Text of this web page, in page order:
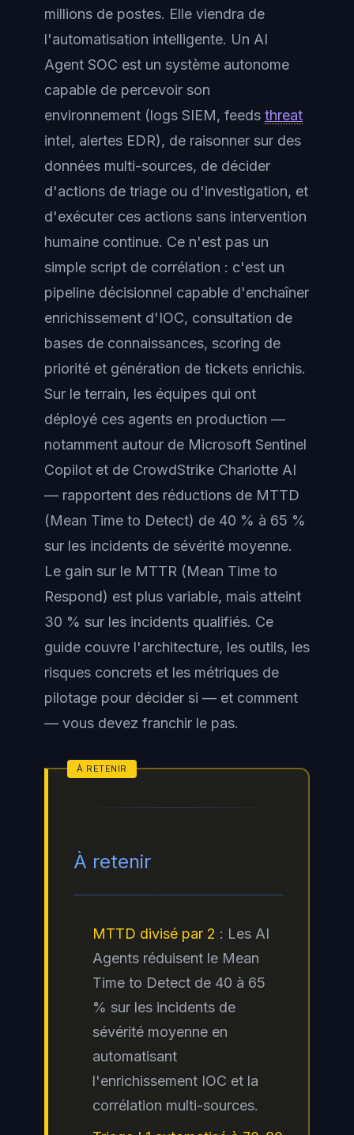
millions de postes. Elle viendra de
l'automatisation intelligente. Un AI
Agent SOC est un système autonome
capable de percevoir son
environnement (logs SIEM, feeds threat
intel, alertes EDR), de raisonner sur des
données multi-sources, de décider
d'actions de triage ou d'investigation, et
d'exécuter ces actions sans intervention
humaine continue. Ce n'est pas un
simple script de corrélation : c'est un
pipeline décisionnel capable d'enchaîner
enrichissement d'IOC, consultation de
bases de connaissances, scoring de
priorité et génération de tickets enrichis.
Sur le terrain, les équipes qui ont
déployé ces agents en production —
notamment autour de Microsoft Sentinel
Copilot et de CrowdStrike Charlotte AI
— rapportent des réductions de MTTD
(Mean Time to Detect) de 40 % à 65 %
sur les incidents de sévérité moyenne.
Le gain sur le MTTR (Mean Time to
Respond) est plus variable, mais atteint
30 % sur les incidents qualifiés. Ce
guide couvre l'architecture, les outils, les
risques concrets et les métriques de
pilotage pour décider si — et comment
— vous devez franchir le pas.
À retenir
MTTD divisé par 2 : Les AI
Agents réduisent le Mean
Time to Detect de 40 à 65
% sur les incidents de
sévérité moyenne en
automatisant
l'enrichissement IOC et la
corrélation multi-sources.